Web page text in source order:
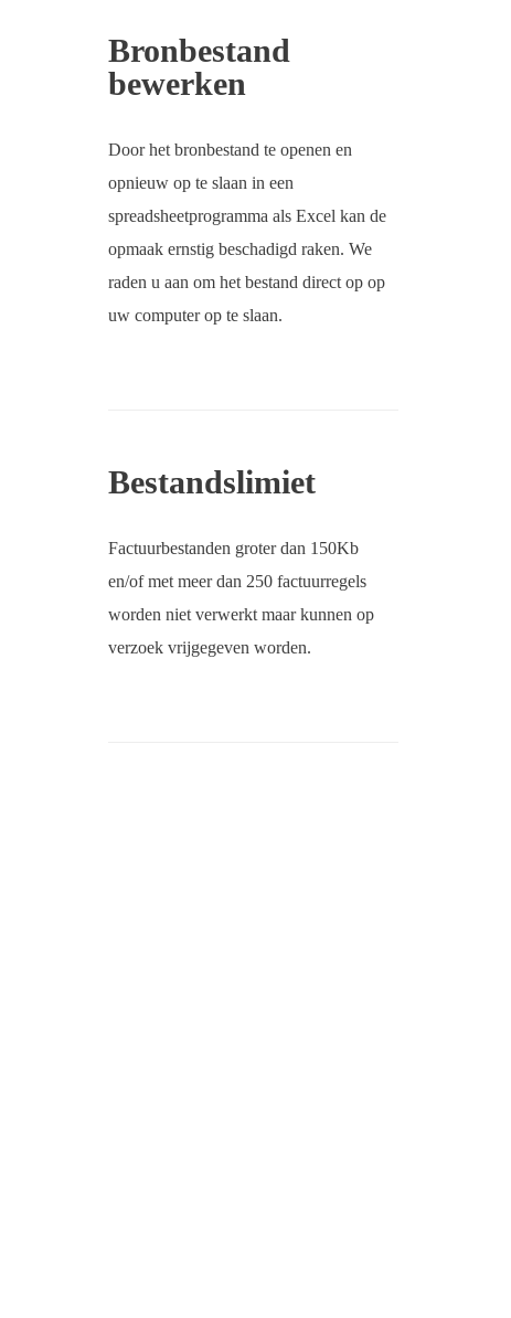
Bronbestand
bewerken
Door het bronbestand te openen en
opnieuw op te slaan in een
spreadsheetprogramma als Excel kan de
opmaak ernstig beschadigd raken. We
raden u aan om het bestand direct op op
uw computer op te slaan.
Bestandslimiet
Factuurbestanden groter dan 150Kb
en/of met meer dan 250 factuurregels
worden niet verwerkt maar kunnen op
verzoek vrijgegeven worden.